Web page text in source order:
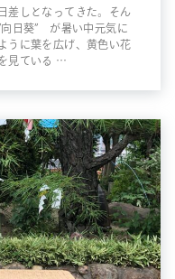
差しとなってきた。そん
日葵” が暑い中元気に
うに葉を広げ、黄色い花
見ている …